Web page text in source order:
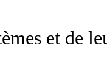
et de